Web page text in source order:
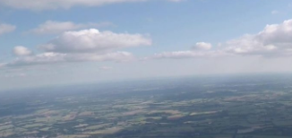
GOHAUD
LE PREDAIRE
LA BOUTINARDIÈRE
AUTRES SITES DE VOL
LE MATÉRIEL